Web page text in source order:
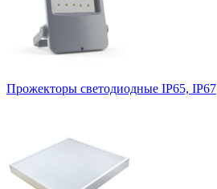
Прожекторы светодиодные IP65, IP67